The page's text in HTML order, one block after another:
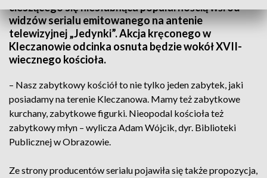
cieszącego się niesłabnąca popularnością wśród
widzów serialu emitowanego na antenie
telewizyjnej „Jedynki”. Akcja kręconego w
Kleczanowie odcinka osnuta będzie wokół XVII-
wiecznego kościoła.
– Nasz zabytkowy kościół to nie tylko jeden zabytek, jaki
posiadamy na terenie Kleczanowa. Mamy też zabytkowe
kurchany, zabytkowe figurki. Nieopodal kościoła też
zabytkowy młyn – wylicza Adam Wójcik, dyr. Biblioteki
Publicznej w Obrazowie.
Ze strony producentów serialu pojawiła się także propozycja,